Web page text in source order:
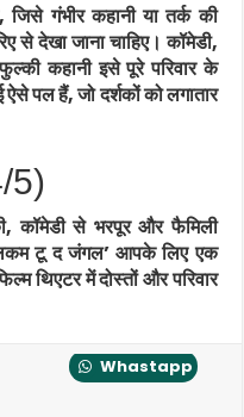
गंभीर कहानी या तर्क की
से देखा जाना चाहिए। कॉमेडी,
कहानी इसे पूरे परिवार के
पल हैं, जो दर्शकों को लगातार
5)
कॉमेडी से भरपूर और फैमिली
टू द जंगल’ आपके लिए एक
थिएटर में दोस्तों और परिवार
Whastapp